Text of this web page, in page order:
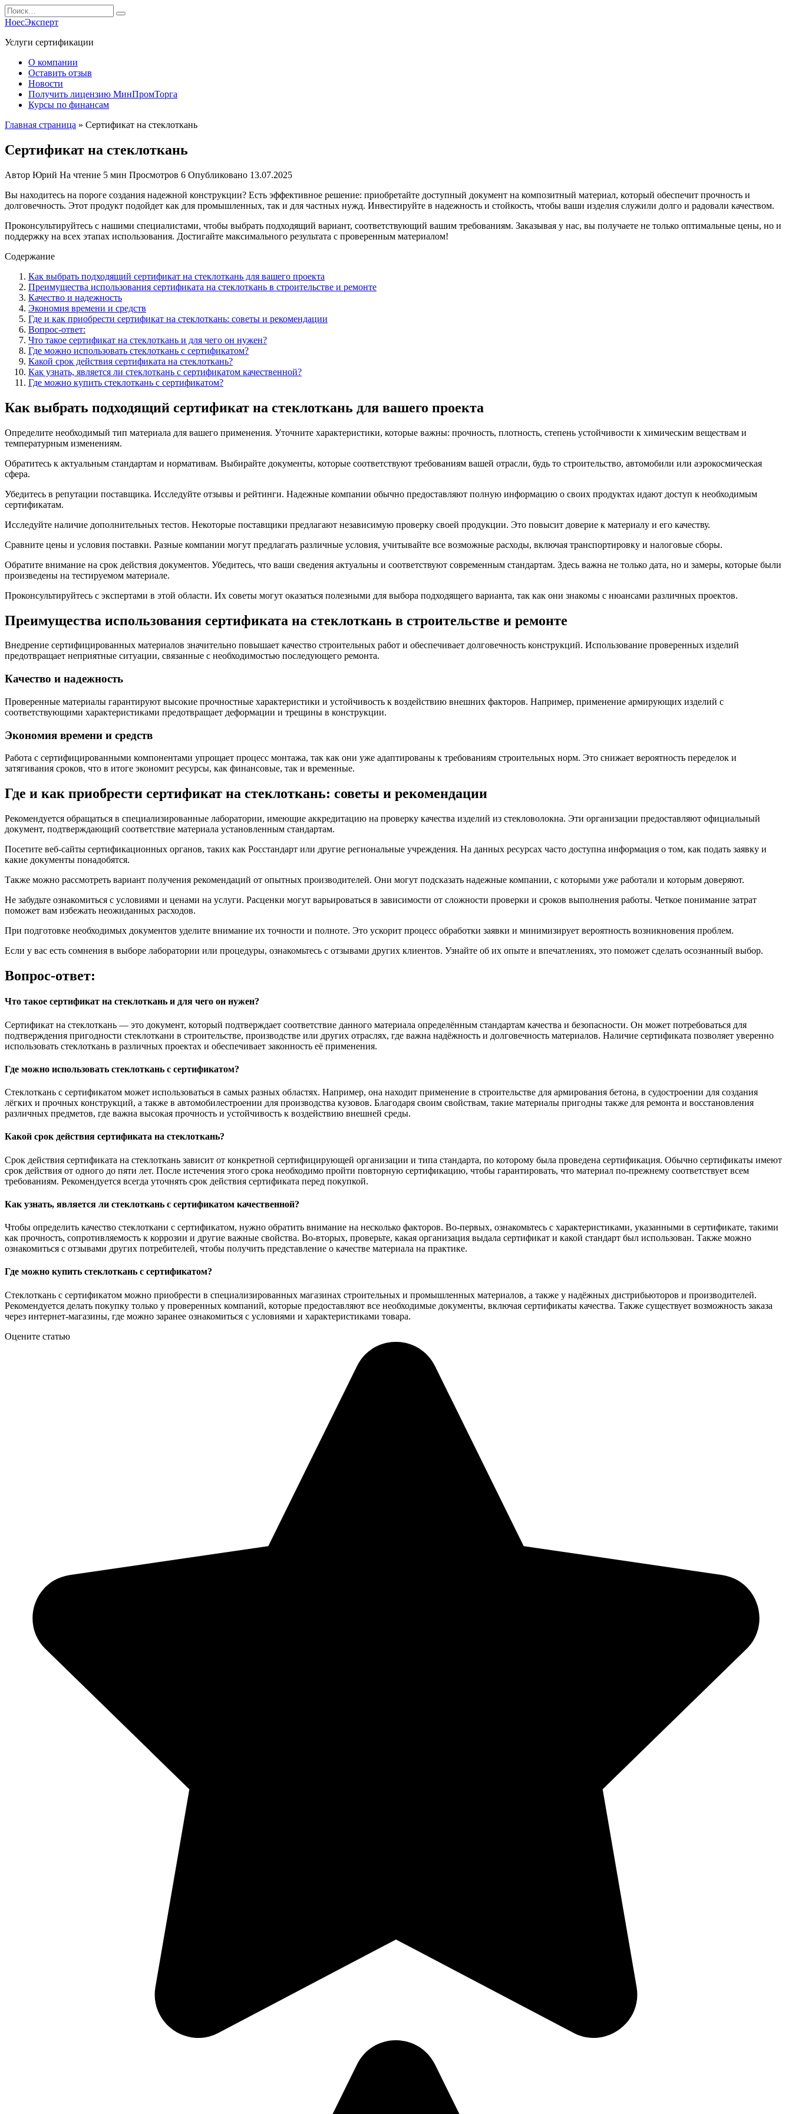
Перейти
к
содержанию
Search
for:
НоесЭксперт
Услуги сертификации
О компании
Оставить отзыв
Новости
Получить лицензию МинПромТорга
Курсы по финансам
Главная страница » Сертификат на стеклоткань
Сертификат на стеклоткань
Автор Юрий На чтение 5 мин Просмотров 6 Опубликовано 13.07.2025
Вы находитесь на пороге создания надежной конструкции? Есть эффективное решение: приобретайте доступный документ на композитный материал, который обеспечит прочность и
долговечность. Этот продукт подойдет как для промышленных, так и для частных нужд. Инвестируйте в надежность и стойкость, чтобы ваши изделия служили долго и радовали качеством.
Проконсультируйтесь с нашими специалистами, чтобы выбрать подходящий вариант, соответствующий вашим требованиям. Заказывая у нас, вы получаете не только оптимальные цены, но и
поддержку на всех этапах использования. Достигайте максимального результата с проверенным материалом!
Содержание
Как выбрать подходящий сертификат на стеклоткань для вашего проекта
Преимущества использования сертификата на стеклоткань в строительстве и ремонте
Качество и надежность
Экономия времени и средств
Где и как приобрести сертификат на стеклоткань: советы и рекомендации
Вопрос-ответ:
Что такое сертификат на стеклоткань и для чего он нужен?
Где можно использовать стеклоткань с сертификатом?
Какой срок действия сертификата на стеклоткань?
Как узнать, является ли стеклоткань с сертификатом качественной?
Где можно купить стеклоткань с сертификатом?
Как выбрать подходящий сертификат на стеклоткань для вашего проекта
Определите необходимый тип материала для вашего применения. Уточните характеристики, которые важны: прочность, плотность, степень устойчивости к химическим веществам и
температурным изменениям.
Обратитесь к актуальным стандартам и нормативам. Выбирайте документы, которые соответствуют требованиям вашей отрасли, будь то строительство, автомобили или аэрокосмическая
сфера.
Убедитесь в репутации поставщика. Исследуйте отзывы и рейтинги. Надежные компании обычно предоставляют полную информацию о своих продуктах идают доступ к необходимым
сертификатам.
Исследуйте наличие дополнительных тестов. Некоторые поставщики предлагают независимую проверку своей продукции. Это повысит доверие к материалу и его качеству.
Сравните цены и условия поставки. Разные компании могут предлагать различные условия, учитывайте все возможные расходы, включая транспортировку и налоговые сборы.
Обратите внимание на срок действия документов. Убедитесь, что ваши сведения актуальны и соответствуют современным стандартам. Здесь важна не только дата, но и замеры, которые были
произведены на тестируемом материале.
Проконсультируйтесь с экспертами в этой области. Их советы могут оказаться полезными для выбора подходящего варианта, так как они знакомы с нюансами различных проектов.
Преимущества использования сертификата на стеклоткань в строительстве и ремонте
Внедрение сертифицированных материалов значительно повышает качество строительных работ и обеспечивает долговечность конструкций. Использование проверенных изделий
предотвращает неприятные ситуации, связанные с необходимостью последующего ремонта.
Качество и надежность
Проверенные материалы гарантируют высокие прочностные характеристики и устойчивость к воздействию внешних факторов. Например, применение армирующих изделий с
соответствующими характеристиками предотвращает деформации и трещины в конструкции.
Экономия времени и средств
Работа с сертифицированными компонентами упрощает процесс монтажа, так как они уже адаптированы к требованиям строительных норм. Это снижает вероятность переделок и
затягивания сроков, что в итоге экономит ресурсы, как финансовые, так и временные.
Где и как приобрести сертификат на стеклоткань: советы и рекомендации
Рекомендуется обращаться в специализированные лаборатории, имеющие аккредитацию на проверку качества изделий из стекловолокна. Эти организации предоставляют официальный
документ, подтверждающий соответствие материала установленным стандартам.
Посетите веб-сайты сертификационных органов, таких как Росстандарт или другие региональные учреждения. На данных ресурсах часто доступна информация о том, как подать заявку и
какие документы понадобятся.
Также можно рассмотреть вариант получения рекомендаций от опытных производителей. Они могут подсказать надежные компании, с которыми уже работали и которым доверяют.
Не забудьте ознакомиться с условиями и ценами на услуги. Расценки могут варьироваться в зависимости от сложности проверки и сроков выполнения работы. Четкое понимание затрат
поможет вам избежать неожиданных расходов.
При подготовке необходимых документов уделите внимание их точности и полноте. Это ускорит процесс обработки заявки и минимизирует вероятность возникновения проблем.
Если у вас есть сомнения в выборе лаборатории или процедуры, ознакомьтесь с отзывами других клиентов. Узнайте об их опыте и впечатлениях, это поможет сделать осознанный выбор.
Вопрос-ответ:
Что такое сертификат на стеклоткань и для чего он нужен?
Сертификат на стеклоткань — это документ, который подтверждает соответствие данного материала определённым стандартам качества и безопасности. Он может потребоваться для
подтверждения пригодности стеклоткани в строительстве, производстве или других отраслях, где важна надёжность и долговечность материалов. Наличие сертификата позволяет уверенно
использовать стеклоткань в различных проектах и обеспечивает законность её применения.
Где можно использовать стеклоткань с сертификатом?
Стеклоткань с сертификатом может использоваться в самых разных областях. Например, она находит применение в строительстве для армирования бетона, в судостроении для создания
лёгких и прочных конструкций, а также в автомобилестроении для производства кузовов. Благодаря своим свойствам, такие материалы пригодны также для ремонта и восстановления
различных предметов, где важна высокая прочность и устойчивость к воздействию внешней среды.
Какой срок действия сертификата на стеклоткань?
Срок действия сертификата на стеклоткань зависит от конкретной сертифицирующей организации и типа стандарта, по которому была проведена сертификация. Обычно сертификаты имеют
срок действия от одного до пяти лет. После истечения этого срока необходимо пройти повторную сертификацию, чтобы гарантировать, что материал по-прежнему соответствует всем
требованиям. Рекомендуется всегда уточнять срок действия сертификата перед покупкой.
Как узнать, является ли стеклоткань с сертификатом качественной?
Чтобы определить качество стеклоткани с сертификатом, нужно обратить внимание на несколько факторов. Во-первых, ознакомьтесь с характеристиками, указанными в сертификате, такими
как прочность, сопротивляемость к коррозии и другие важные свойства. Во-вторых, проверьте, какая организация выдала сертификат и какой стандарт был использован. Также можно
ознакомиться с отзывами других потребителей, чтобы получить представление о качестве материала на практике.
Где можно купить стеклоткань с сертификатом?
Стеклоткань с сертификатом можно приобрести в специализированных магазинах строительных и промышленных материалов, а также у надёжных дистрибьюторов и производителей.
Рекомендуется делать покупку только у проверенных компаний, которые предоставляют все необходимые документы, включая сертификаты качества. Также существует возможность заказа
через интернет-магазины, где можно заранее ознакомиться с условиями и характеристиками товара.
Оцените статью